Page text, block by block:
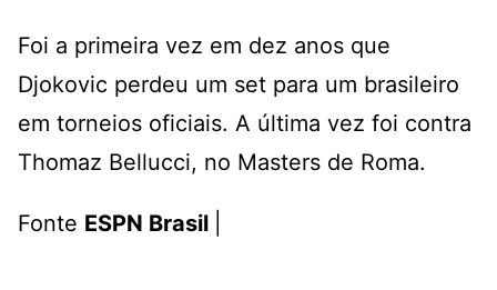
Foi a primeira vez em dez anos que
Djokovic perdeu um set para um brasileiro
em torneios oficiais. A última vez foi contra
Thomaz Bellucci, no Masters de Roma.
Fonte ESPN Brasil